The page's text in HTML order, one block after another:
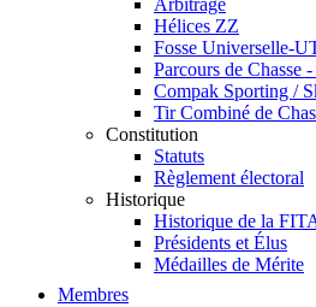
Arbitrage
Hélices ZZ
Fosse Universelle-
Parcours de Chasse
Compak Sporting /
Tir Combiné de
Constitution
Statuts
Règlement électoral
Historique
Historique de la
Présidents et Élus
Médailles de Mérite
Membres